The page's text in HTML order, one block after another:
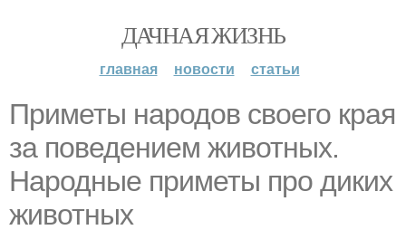
ДАЧНАЯ ЖИЗНЬ
главная новости статьи
Приметы народов своего края
за поведением животных.
Народные приметы про диких
животных